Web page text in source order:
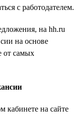
с работодателем.
на hh.ru
на основе
от самых
кабинете на сайте